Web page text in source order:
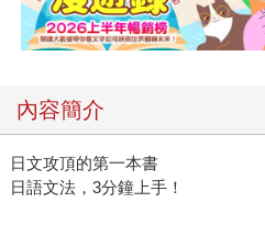
內容簡介
日文攻頂的第一本書
日語文法，3分鐘上手！